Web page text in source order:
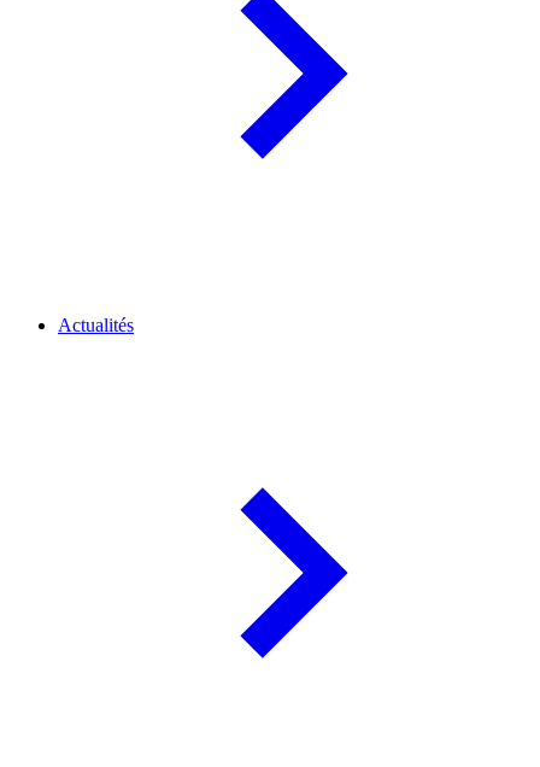
Actualités